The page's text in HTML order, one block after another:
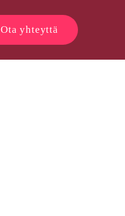
Ota yhteyttä